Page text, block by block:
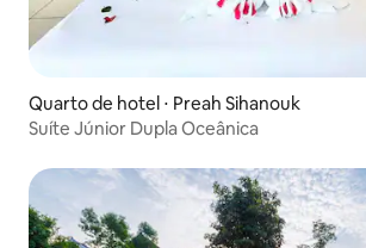
Quarto de hotel ⋅ Preah Sihanouk
Suíte Júnior Dupla Oceânica